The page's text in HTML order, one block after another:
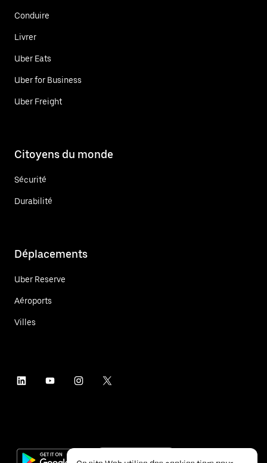
Conduire
Livrer
Uber Eats
Uber for Business
Uber Freight
Citoyens du monde
Sécurité
Durabilité
Déplacements
Uber Reserve
Aéroports
Villes